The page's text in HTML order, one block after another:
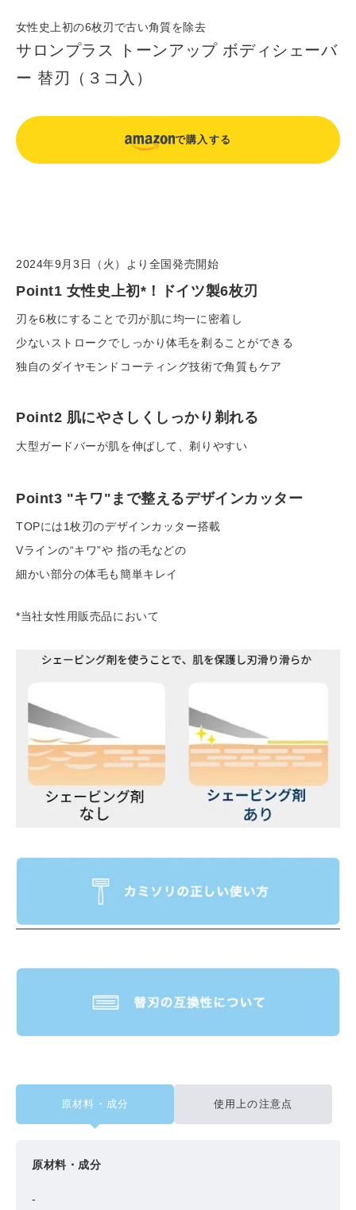
女性史上初の6枚刃で古い角質を除去
サロンプラス トーンアップ ボディシェーバ
ー 替刃（３コ入）
で購入する
品
れ
る
2024年9 月 3 日（ 火 ）より 全国発売開始
Point1 女性史上初*！ドイツ製6枚刃
刃を6枚にすることで刃が肌に均一に密着し
少ないストロークで しっかり体毛を剃ることができる
独自のダイヤモンドコーティング技術で角質もケア
Point2 肌にやさしくしっかり剃れる
大型ガードバーが肌を伸ばして、剃りやすい
Point3 "キワ"まで整えるデザインカッター
TOPには1枚刃のデザインカッター搭載
Vラインの“キワ”や 指の毛などの
細かい部分の体毛も簡単キレイ
*当社女性用販売品において
原材料・成分 使用上の注意点
原材料・成分
-